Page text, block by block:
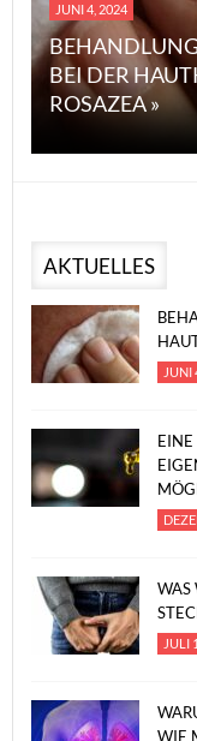
JUNI 4, 2024
BEI DER
ROSAZEA »
AKTUELLES
JUNI
EINE
WAS
JULI
WIE